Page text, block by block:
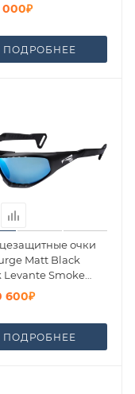
000₽
ПОДРОБНЕЕ
очки
Matt Black
Levante Smoke
600₽
ПОДРОБНЕЕ